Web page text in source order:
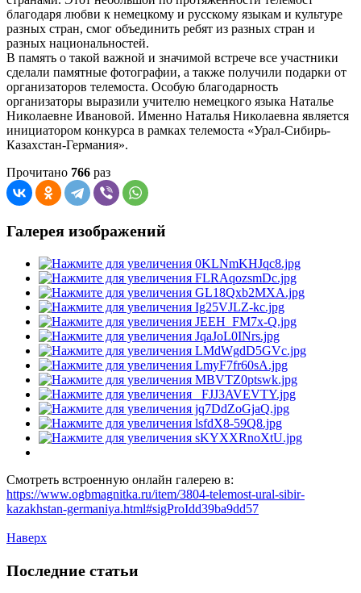
благодаря любви к немецкому и русскому языкам и культуре
разных стран, смог объединить ребят из разных стран и
разных национальностей.
В память о такой важной и значимой встрече все участники
сделали памятные фотографии, а также получили подарки от
организаторов телемоста. Особую благодарность
организаторы выразили учителю немецкого языка Наталье
Николаевне Ивановой. Именно Наталья Николаевна является
инициатором конкурса в рамках телемоста «Урал-Сибирь-
Казахстан-Германия».
Прочитано 766 раз
Галерея изображений
Смотреть встроенную онлайн галерею в:
https://www.ogbmagnitka.ru/item/3804-telemost-ural-sibir-
kazakhstan-germaniya.html#sigProIdd39ba9dd57
Наверх
Последние статьи